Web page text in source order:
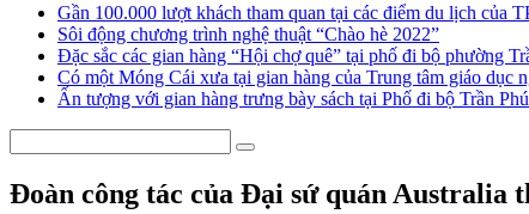
Gần 100.000 lượt khách tham quan tại các điểm du lịch của
Sôi động chương trình nghệ thuật “Chào hè 2022”
Đặc sắc các gian hàng “Hội chợ quê” tại phố đi bộ phường
Có một Móng Cái xưa tại gian hàng của Trung tâm giáo dục
Ấn tượng với gian hàng trưng bày sách tại Phố đi bộ Trần Phú
Đoàn công tác của Đại sứ quán Australia